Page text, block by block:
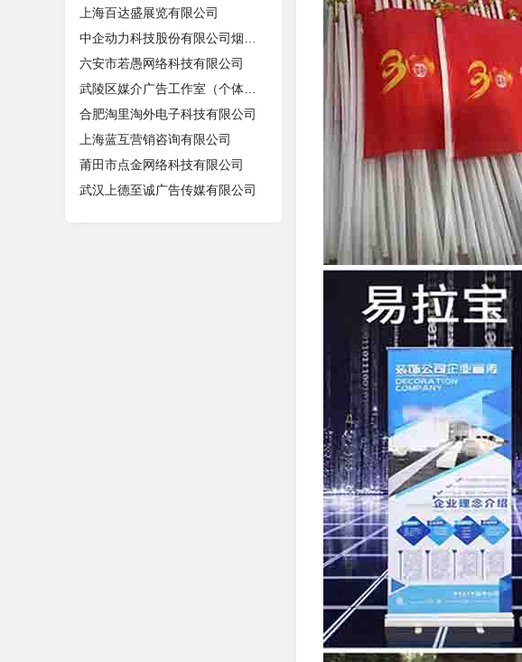
上海百达盛展览有限公司
六安市若愚网络科技有限公司
合肥淘里淘外电子科技有限公司
上海蓝互营销咨询有限公司
莆田市点金网络科技有限公司
武汉上德至诚广告传媒有限公司